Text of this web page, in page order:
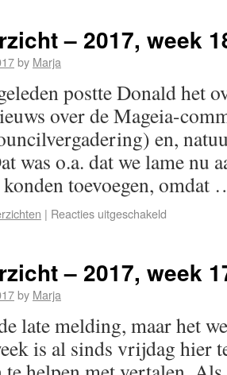
– 2017, week
by Marja
postte Donald het
over de Mageia-
en,
was o.a. dat we lame nu
konden toevoegen,
| Reacties uitgeschakeld
– 2017, week
by Marja
late melding, maar het
is al sinds vrijdag hier